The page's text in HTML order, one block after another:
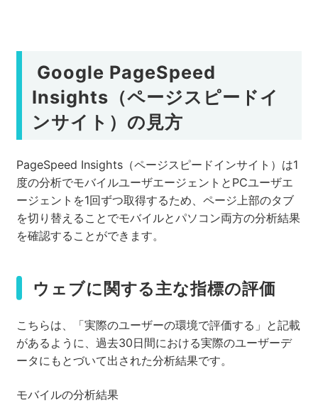
Google PageSpeed
Insights（ページスピードイ
ンサイト）の見方
PageSpeed Insights（ページスピードインサイト）は1
度の分析でモバイルユーザエージェントとPCユーザエ
ージェントを1回ずつ取得するため、ページ上部のタブ
を切り替えることでモバイルとパソコン両方の分析結果
を確認することができます。
ウェブに関する主な指標の評価
こちらは、「実際のユーザーの環境で評価する」と記載
があるように、過去30日間における実際のユーザーデ
ータにもとづいて出された分析結果です。
モバイルの分析結果